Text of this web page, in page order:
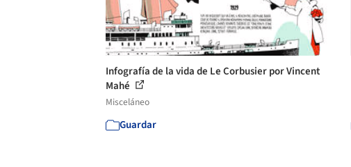
Infografía de la vida de Le Corbusier por Vincent
Mahé
Misceláneo
Guardar